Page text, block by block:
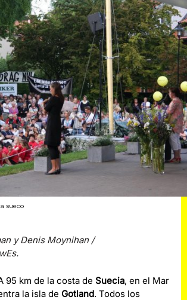
sueco
y Denis Moynihan /
95 km de la costa de Suecia, en el Mar
la isla de Gotland. Todos los